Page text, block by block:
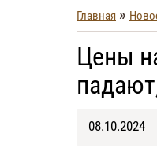
Главная »
Цены
08.10.2024